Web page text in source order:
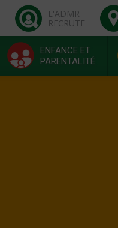
L'ADMR
RECRUTE
ENFANCE ET
PARENTALITÉ